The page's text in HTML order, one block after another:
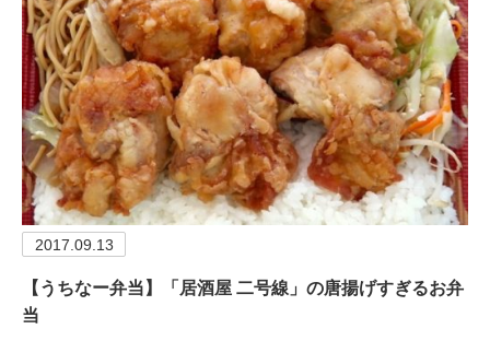
2017.09.13
【うちなー弁当】「居酒屋 二号線」の唐揚げすぎるお弁
当